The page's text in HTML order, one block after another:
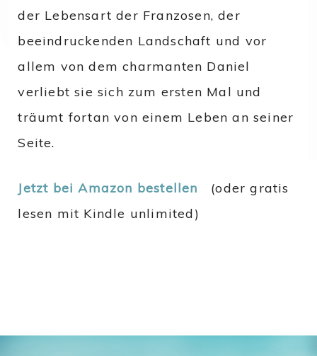
der Lebensart der Franzosen, der
beeindruckenden Landschaft und vor
allem von dem charmanten Daniel
verliebt sie sich zum ersten Mal und
träumt fortan von einem Leben an seiner
Seite.
Jetzt bei Amazon bestellen (oder gratis
lesen mit Kindle unlimited)